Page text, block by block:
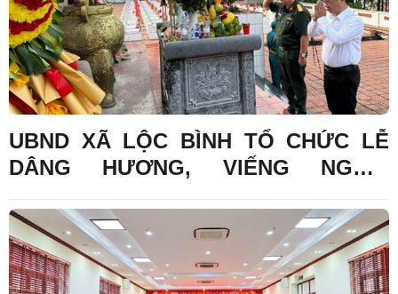
UBND XÃ LỘC BÌNH TỔ CHỨC LỄ
DÂNG HƯƠNG, VIẾNG NGHĨA
NIỆM 79 NĂM NGÀY THƯƠNG BINH -
LIỆT SĨ